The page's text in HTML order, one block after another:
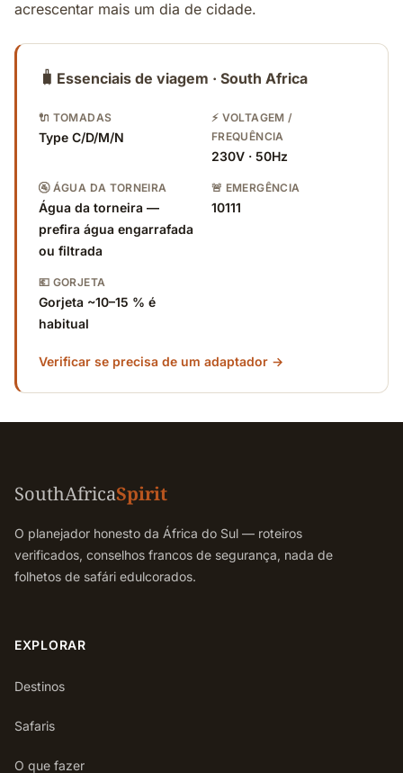
acrescentar mais um dia de cidade.
🧳 Essenciais de viagem · South Africa
🔌 TOMADAS
Type C/D/M/N
⚡ VOLTAGEM /
FREQUÊNCIA
230V · 50Hz
🚰 ÁGUA DA TORNEIRA
Água da torneira —
prefira água engarrafada
ou filtrada
🚨 EMERGÊNCIA
10111
💶 GORJETA
Gorjeta ~10–15 % é
habitual
Verificar se precisa de um adaptador →
SouthAfricaSpirit
O planejador honesto da África do Sul — roteiros
verificados, conselhos francos de segurança, nada de
folhetos de safári edulcorados.
EXPLORAR
Destinos
Safaris
O que fazer